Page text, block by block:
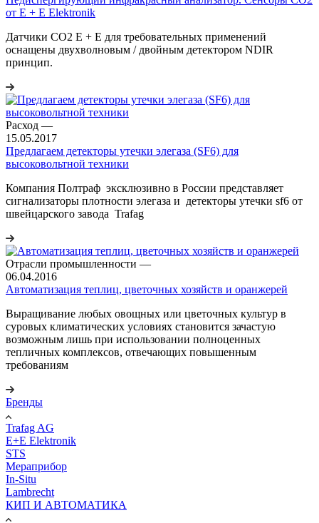
от E + E Elektronik
Датчики CO2 E + E для требовательных применений
оснащены двухволновым / двойным детектором NDIR
принцип.
Расход —
15.05.2017
Предлагаем детекторы утечки элегаза (SF6) для
высоковольтной техники
Компания Полтраф эксклюзивно в России представляет
сигнализаторы плотности элегаза и детекторы утечки sf6 от
швейцарского завода Trafag
Отрасли промышленности —
06.04.2016
Автоматизация теплиц, цветочных хозяйств и оранжерей
Выращивание любых овощных или цветочных культур в
суровых климатических условиях становится зачастую
возможным лишь при использовании полноценных
тепличных комплексов, отвечающих повышенным
требованиям
Бренды
Trafag AG
E+E Elektronik
STS
Мераприбор
In-Situ
Lambrecht
КИП И АВТОМАТИКА